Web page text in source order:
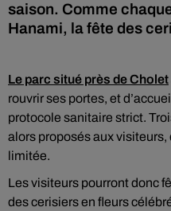
saison. Comme
Hanami, la fête des
Le parc situé près de Cholet
rouvrir ses portes, et
protocole sanitaire strict.
alors proposés aux visiteurs,
limitée.
Les visiteurs pourront donc
des cerisiers en fleurs